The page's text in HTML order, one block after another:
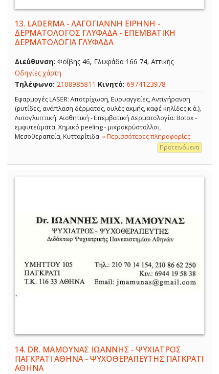
13. LADERMA - ΛΑΓΟΓΙΑΝΝΗ ΕΙΡΗΝΗ -
ΔΕΡΜΑΤΟΛΟΓΟΣ ΓΛΥΦΑΔΑ - ΕΠΕΜΒΑΤΙΚΗ
ΔΕΡΜΑΤΟΛΟΓΙΑ ΓΛΥΦΑΔΑ
Διεύθυνση: Φοίβης 46, Γλυφάδα 166 74, Αττικής
Οδηγίες χάρτη
Τηλέφωνο: 2108985811 Κινητό: 6974123978
Εφαρμογές LASER: Αποτρίχωση, Ευρυαγγείες, Αντιγήρανση
(ρυτίδες, ανάπλαση δέρματος, ουλές ακμής, καφέ κηλίδες κ.ά.),
Λιπογλυπτική. Αισθητική - Επεμβατική Δερματολογία: Botox -
εμφυτεύματα, Χημικό peeling - μικροκρύσταλλοι,
Μεσοθεραπεία, Κυτταρίτιδα. » Περισσότερες πληροφορίες
Προτεινόμενα
14. DR. ΜΑΜΟΥΝΑΣ ΙΩΑΝΝΗΣ - ΨΥΧΙΑΤΡΟΣ
ΠΑΓΚΡΑΤΙ ΑΘΗΝΑ - ΨΥΧΟΘΕΡΑΠΕΥΤΗΣ ΠΑΓΚΡΑΤΙ
ΑΘΗΝΑ